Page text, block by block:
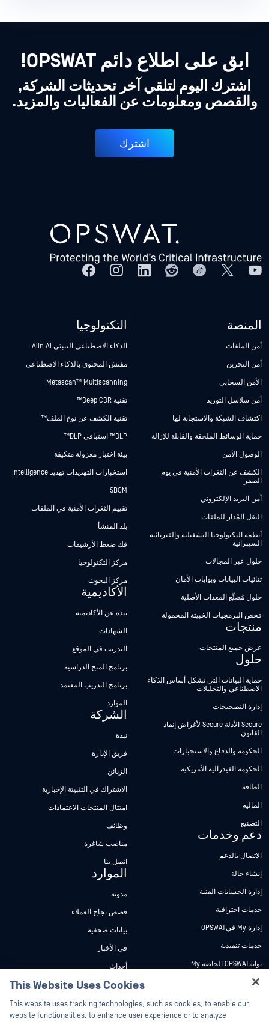
ابق على اطلاع دائم OPSWAT!
اشترك اليوم لتلقي آخر تحديثات الشركة,
والقصص ومعلومات عن الفعاليات والمزيد.
اشترك
المنصة
أمن الملفات
أمن التخزين
الأمن السحابي
أمن سلاسل التوريد
اكتشاف الشبكة والاستجابة لها
حماية الوسائط الملحقة والقابلة للإزالة
الوصول الآمن
الكشف عن الثغرات الأمنية في يوم
الصفر
أمن البريد الإلكتروني
النقل المُدار للملفات
أنظمة التكنولوجيا التشغيلية والفيزيائية
السيبرانية
حلول عبر المجالات
ثنائيات البيانات وبوابات الأمان
حلول مُصنِّع المعدات الأصلية
فحص البرمجيات الخبيثة المحمولة
منتجات
عرض جميع المنتجات
حلول
حماية البيانات التي تشكل أساس الذكاء
الاصطناعي والتحليلات
إدارة التصحيحات
Secure الأدلة Secure لأغراض إنفاذ
القانون
الحكومة والدفاع والاستخبارات
الحكومة الفيدرالية الأمريكية
الطاقة
الماليه
التصنيع
دعم وخدمات
الاتصال بالدعم
إنشاء حالة
إدارة الحسابات الفنية
خدمات احترافية
إدارة My فيOPSWAT
خدمات تنفيذية
بوابةOPSWAT الخاصة My
وثائق تقنية
دورات تدريبية
برنامج الثغرات الأمنية
التكنولوجيا
الذكاء الاصطناعي التنبئي Alin AI
مفتش المحتوى بالذكاء الاصطناعي
Metascan™ Multiscanning
تقنية Deep CDR™
تقنية الكشف عن نوع الملف™
DLP™ استباقي DLP™
بيئة اختبار معزولة متكيفة
استخبارات التهديدات تهديد Intelligence
SBOM
تقييم الثغرات الأمنية في الملفات
بلد المنشأ
فك ضغط الأرشيفات
مركز التكنولوجيا
مركز البحوث
الأكاديمية
نبذة عن الأكاديمية
الشهادات
التدريب في الموقع
برنامج المنح الدراسية
برنامج التدريب المعتمد
الموارد
الشركة
نبذة
فريق الإدارة
الزبائن
الاشتراك في التثبيتة الإخبارية
امتثال المنتجات الاعتمادات
وظائف
مناصب شاغرة
اتصل بنا
الموارد
مدونة
قصص نجاح العملاء
بيانات صحفية
في الأخبار
أحداث
ندوات عبر الإنترنت
أوراق البيانات
This Website Uses Cookies
This website uses tracking technologies, such as cookies, to enable our
website functionalities, to enhance user experience or to analyze
Hey there!
I'm Ozzy, your OPSWAT virtual assistant.